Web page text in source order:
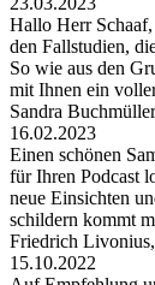
Hallo Herr
den Fallstudien,
So wie aus den
mit Ihnen ein
Sandra
16.02.2023
Einen schönen
für Ihren Podcast
neue Einsichten
schildern kommt
Friedrich Livonius,
15.10.2022